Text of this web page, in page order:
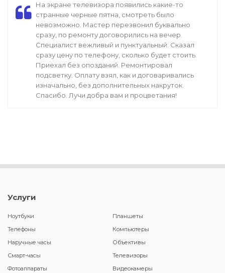
На экране телевизора появились какие-то
странные черные пятна, смотреть было
невозможно. Мастер перезвонил буквально
сразу, по ремонту договорились на вечер.
Специалист вежливый и пунктуальный. Сказал
сразу цену по телефону, сколько будет стоить.
Приехал без опозданий. Ремонтировал
подсветку. Оплату взял, как и договаривались
изначально, без дополнительных накруток.
Спасибо. Лучи добра вам и процветания!
Услуги
Ноутбуки
Планшеты
Телефоны
Компьютеры
Наручные часы
Объективы
Смарт-часы
Телевизоры
Фотоаппараты
Видеокамеры